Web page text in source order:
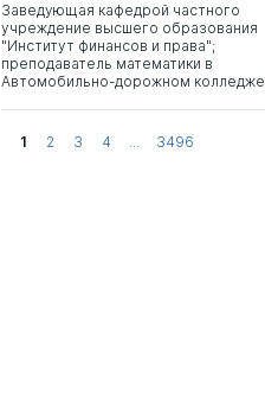
Заведующая кафедрой частного
учреждение высшего образования
"Институт финансов и права";
преподаватель математики в
Автомобильно-дорожном колледже
1 2 3 4 ... 3496